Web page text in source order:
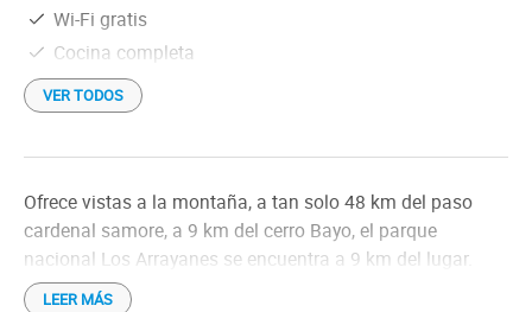
Wi-Fi gratis
Cocina completa
VER TODOS
Ofrece vistas a la montaña, a tan solo 48 km del paso
cardenal samore, a 9 km del cerro Bayo, el parque
nacional Los Arrayanes se encuentra a 9 km del lugar.
LEER MÁS